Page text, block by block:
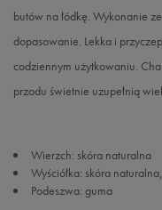
46 30 cm
butów na łódkę. Wykonanie
dopasowanie. Lekka i
codziennym użytkowaniu.
przodu świetnie uzupełnią
Wierzch: skóra naturalna
Wyściółka: skóra
Podeszwa: guma